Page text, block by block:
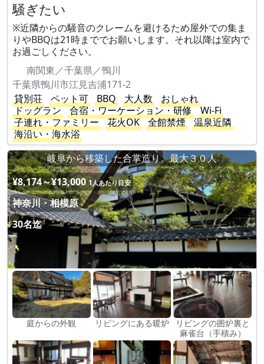
騒ぎたい
※近隣からの騒音のクレームを避けるため屋外での集ま
りやBBQは21時まででお願いします。それ以降は室内で
お過ごしください。
南関東／千葉県／鴨川
千葉県鴨川市江見吉浦171-2
貸別荘
ペット可 BBQ 大人数
おしゃれ
ドッグラン
合宿・ワーケーション・研修
Wi-Fi
子連れ・ファミリー
花火OK 全館禁煙
温泉近隣
海沿い・海水浴
岐阜から移築した合掌造り。最大３０人
¥8,174～¥13,000 1人あたり目安
神奈川・相模原
30名迄
庭からの外観 リビングにある暖炉
リビングの囲炉裏と
麻雀台（手積み）